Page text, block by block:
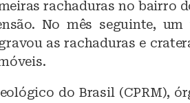
rachaduras no bairro
No mês seguinte, um
as rachaduras e
do Brasil (CPRM),